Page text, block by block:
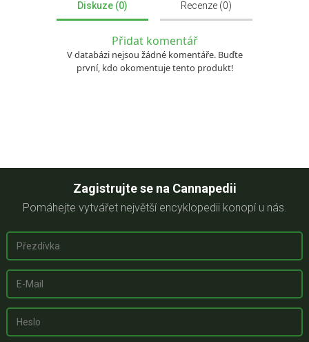
Diskuze (0) Recenze (0)
Přidat komentář
V databázi nejsou žádné komentáře. Buďte
první, kdo okomentuje tento produkt!
Zagistrujte se na Cannapedii
Pomáhejte vytvářet největší encyklopedii konopí u nás.